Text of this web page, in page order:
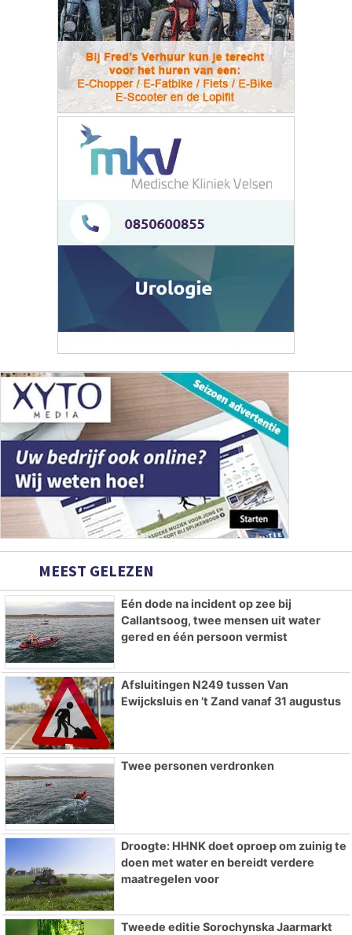
MEEST GELEZEN
Eén dode na incident op zee bij
Callantsoog, twee mensen uit water
gered en één persoon vermist
Afsluitingen N249 tussen Van
Ewijcksluis en ’t Zand vanaf 31 augustus
Twee personen verdronken
Droogte: HHNK doet oproep om zuinig te
doen met water en bereidt verdere
maatregelen voor
Tweede editie Sorochynska Jaarmarkt